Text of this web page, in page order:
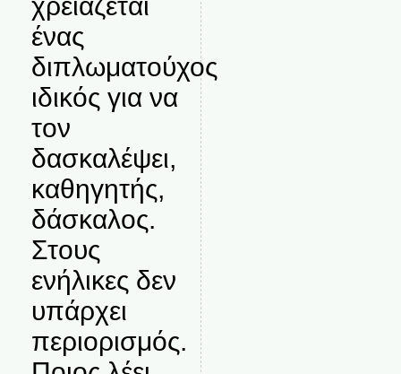
ένας
διπλωματούχος
ιδικός για να
τον
δασκαλέψει,
καθηγητής,
δάσκαλος.
Στους
ενήλικες δεν
υπάρχει
περιορισμός.